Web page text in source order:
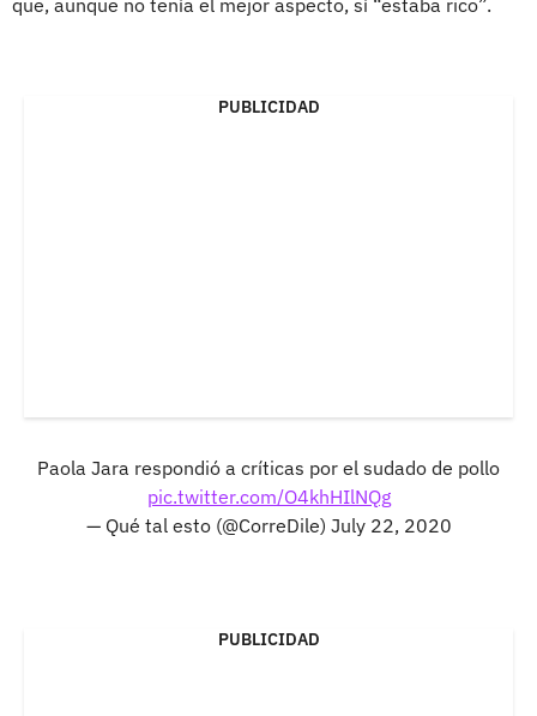
PUBLICIDAD
Paola Jara respondió a críticas por el sudado de pollo
pic.twitter.com/O4khHIlNQg
— Qué tal esto (@CorreDile) July 22, 2020
PUBLICIDAD